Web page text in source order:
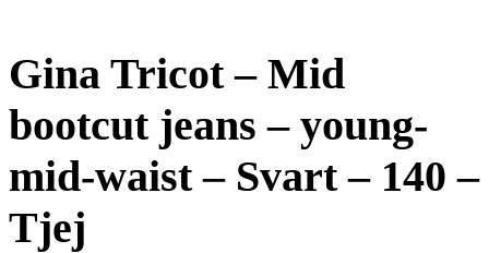
Gina Tricot – Mid
bootcut jeans – young-
mid-waist – Svart – 140 –
Tjej